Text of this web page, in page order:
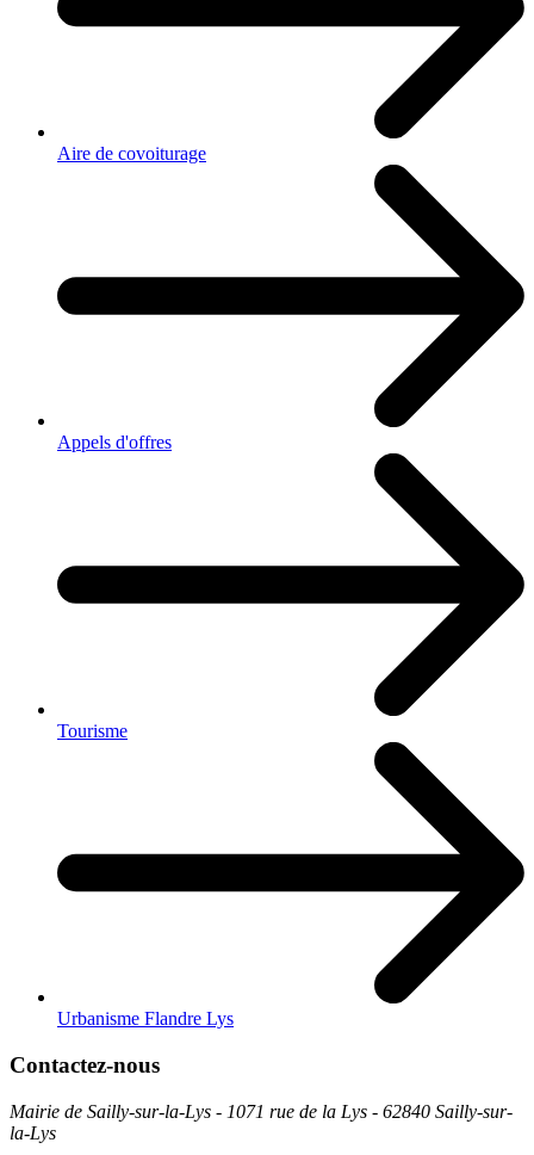
Aire de covoiturage
Appels d'offres
Tourisme
Urbanisme Flandre Lys
Contactez-nous
Mairie de Sailly-sur-la-Lys - 1071 rue de la Lys - 62840 Sailly-sur-
la-Lys